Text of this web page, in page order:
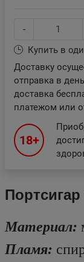
Портсигар
Материал:
Пламя:
-
Купить в
Доставку
отправка в
доставка
платежом или
18+